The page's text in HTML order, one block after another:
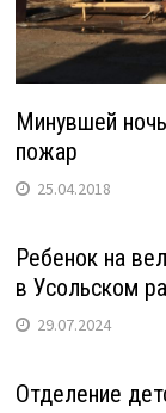
Минувшей
пожар
25.04.2018
Ребенок на
в Усольском
29.07.2024
Отделение